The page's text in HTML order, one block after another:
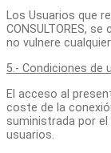
Los Usuarios que
CONSULTORES,
no vulnere
5.- Condiciones de
El acceso al
coste de la
suministrada por
usuarios.